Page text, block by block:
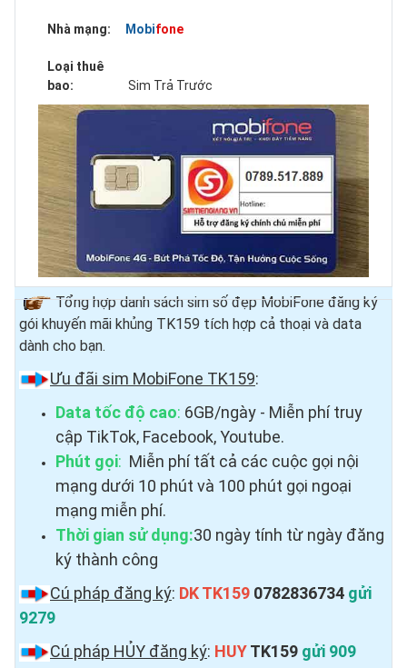
Nhà mạng: Mobifone
Loại thuê
bao:
Sim Trả Trước
Tổng hợp danh sách sim số đẹp MobiFone đăng ký
gói khuyến mãi khủng TK159 tích hợp cả thoại và data
dành cho bạn.
Ưu đãi sim MobiFone TK159:
Data tốc độ cao: 6GB/ngày - Miễn phí truy
cập TikTok, Facebook, Youtube.
Phút gọi: Miễn phí tất cả các cuộc gọi nội
mạng dưới 10 phút và 100 phút gọi ngoại
mạng miễn phí.
Thời gian sử dụng:30 ngày tính từ ngày đăng
ký thành công
Cú pháp đăng ký: DK TK159 0782836734 gửi
9279
Cú pháp HỦY đăng ký: HUYTK159 gửi 909